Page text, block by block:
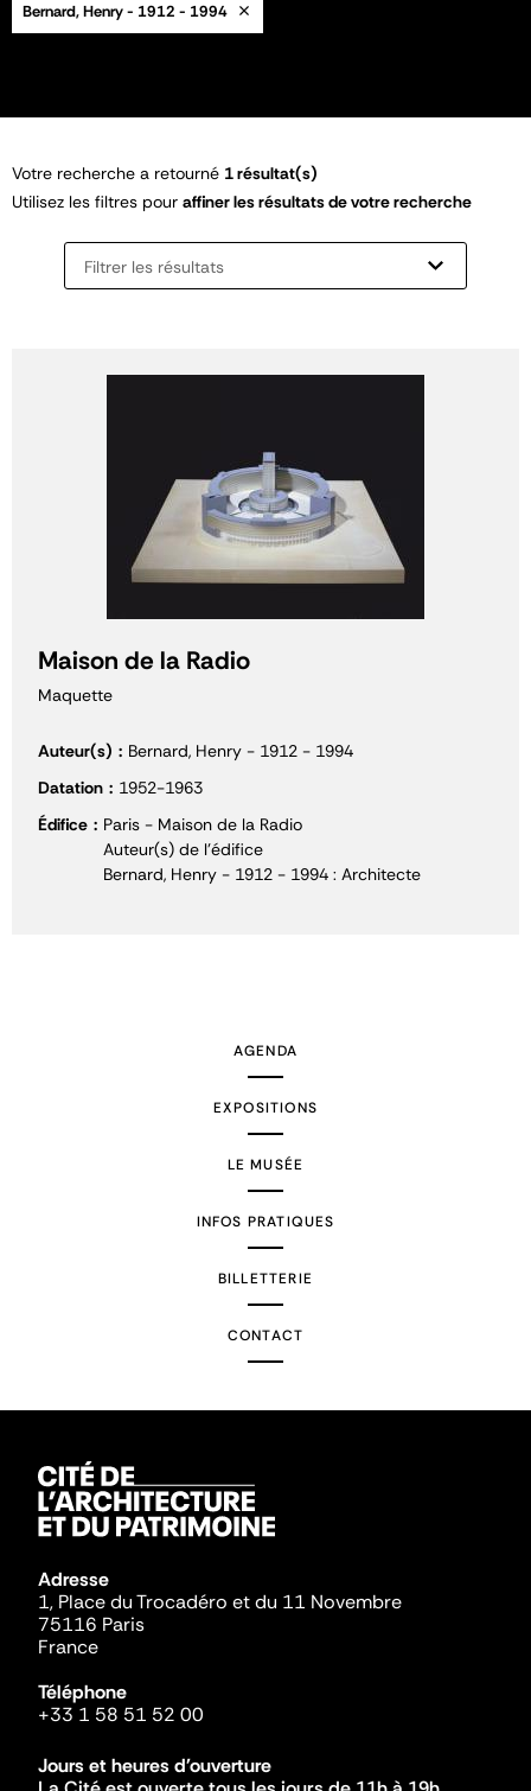
Bernard, Henry - 1912 - 1994
Votre recherche a retourné 1 résultat(s)
Utilisez les filtres pour affiner les résultats de votre recherche
Filtrer les résultats
Maison de la Radio
Maquette
Auteur(s)
Bernard, Henry - 1912 - 1994
Datation
1952-1963
Édifice
Paris - Maison de la Radio
Auteur(s) de l'édifice
Bernard, Henry - 1912 - 1994 : Architecte
AGENDA
EXPOSITIONS
LE MUSÉE
INFOS PRATIQUES
BILLETTERIE
CONTACT
Adresse
1, Place du Trocadéro et du 11 Novembre
75116 Paris
France
Téléphone
+33 1 58 51 52 00
Jours et heures d'ouverture